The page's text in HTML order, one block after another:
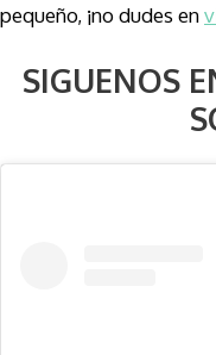
pequeño, ¡no dudes en
SIGUENOS